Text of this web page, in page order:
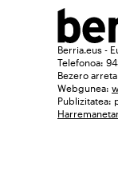
Berria.eus -
Telefonoa:
Bezero
Webgunea:
Publizitatea: